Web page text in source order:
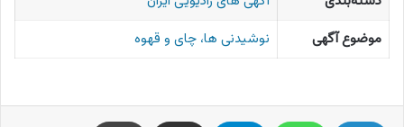
موضوع آگهی
نوشیدنی ها، چای و قهوه